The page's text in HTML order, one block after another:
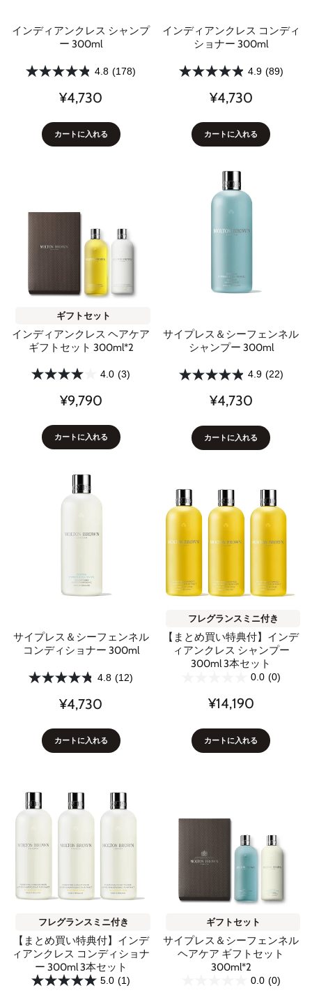
インディアンクレス シャンプ
ー 300ml
4.8 (178)
¥4,730
カートに入れる
インディアンクレス コンディ
ショナー 300ml
4.9 (89)
¥4,730
カートに入れる
ギフトセット
インディアンクレス ヘアケア
ギフトセット 300ml*2
4.0 (3)
¥9,790
カートに入れる
サイプレス＆シーフェンネル
シャンプー 300ml
4.9 (22)
¥4,730
カートに入れる
サイプレス＆シーフェンネル
コンディショナー 300ml
4.8 (12)
¥4,730
カートに入れる
フレグランスミニ付き
【まとめ買い特典付】インデ
ィアンクレス シャンプー
300ml 3本セット
0.0 (0)
¥14,190
カートに入れる
フレグランスミニ付き
【まとめ買い特典付】インデ
ィアンクレス コンディショナ
ー 300ml 3本セット
5.0 (1)
ギフトセット
サイプレス＆シーフェンネル
ヘアケア ギフトセット
300ml*2
0.0 (0)